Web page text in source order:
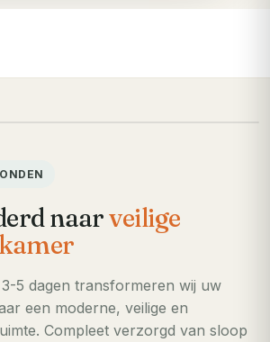
naarveilige
3-5 dagen transformeren wij uw
een moderne, veilige en
Compleet verzorgd van sloop